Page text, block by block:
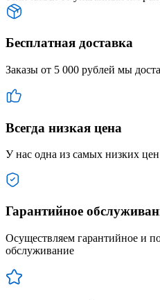
Бесплатная доставка
Заказы от 5 000 рублей мы
Всегда низкая цена
У нас одна из самых низких
Гарантийное
Осуществляем гарантийное и
обслуживание